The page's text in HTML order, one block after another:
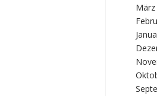
März